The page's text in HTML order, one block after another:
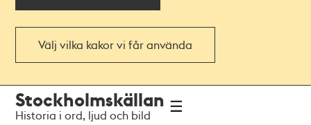
Välj vilka kakor vi får använda
navigationen
huvudinnehållet
Stockholmskällan
Historia i ord, ljud och bild